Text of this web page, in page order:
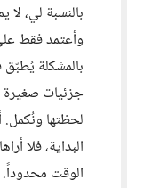
بالنسبة لي،
وأعتمد فقط
بالمشكلة
جزئيات صغيرة
لحظتها ونُكمل.
البداية، فلا
الوقت محدوداً.